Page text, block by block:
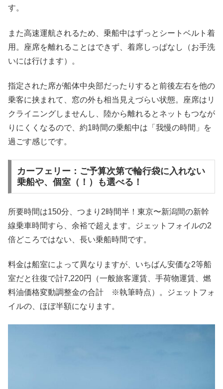
す。
また高速運航されるため、乗船中はずっとシートベルト着
用。座席を離れることはできず、着席しっぱなし（お手洗
いには行けます）。
指定された席が船体中央部だったりすると前後左右を他の
乗客に挟まれて、窓の外も相当見えづらい状態。座席はリ
クライニングしませんし、陸から離れるとネットもつなが
りにくくなるので、約1時間の乗船中は「我慢の時間」を
過ごす感じです。
カーフェリー：ご予算次第で輪行袋に入れない
乗船や、個室（！）も選べる！
所要時間は150分、つまり2時間半！東京〜新潟間の新幹
線乗車時間すら、余裕で超えます。ジェットフォイルの2
倍どころではない、長い乗船時間です。
料金は船室によって異なりますが、いちばん安価な2等船
室だと往復で計7,220円（一般旅客運賃、手荷物運賃、燃
料油価格変動調整金の合計 ※執筆時点）。ジェットフォ
イルの、ほぼ半額になります。